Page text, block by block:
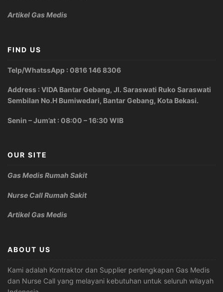
Artikel Gas Medis
FIND US
Telp/WhatssApp : 0816 146 8306
Address : VIDA Bantar Gebang, Jl. Saraswati Ruko Saraswati
Sembilan No.H Bumiwedari, Bantar Gebang, Kota Bekasi.
Senin – Jum’at : 08:00 – 16:30 WIB
OUR SITE
Gas Medis Rumah Sakit
Nurse Call Rumah Sakit
Artikel Gas Medis
ABOUT US
Kami adalah Kontraktor dan Supplier perlengkapan Gas Medis
dan Nurse Call yang melayani kebutuhan untuk seluruh wilayah